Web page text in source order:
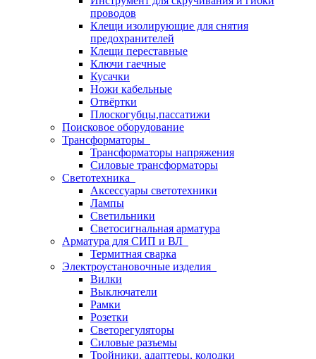
проводов
Клещи изолирующие для снятия
предохранителей
Клещи переставные
Ключи гаечные
Кусачки
Ножи кабельные
Отвёртки
Плоскогубцы,пассатижи
Поисковое оборудование
Трансформаторы
Трансформаторы напряжения
Силовые трансформаторы
Светотехника
Аксессуары светотехники
Лампы
Светильники
Светосигнальная арматура
Арматура для СИП и ВЛ
Термитная сварка
Электроустановочные изделия
Вилки
Выключатели
Рамки
Розетки
Светорегуляторы
Силовые разъемы
Тройники, адаптеры, колодки